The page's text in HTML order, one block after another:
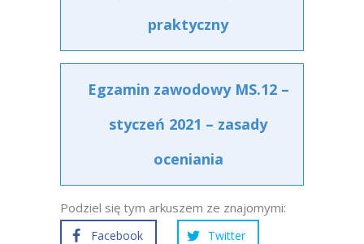
praktyczny
Egzamin zawodowy MS.12 –
styczeń 2021 – zasady
oceniania
Podziel się tym arkuszem ze znajomymi:
Facebook Twitter